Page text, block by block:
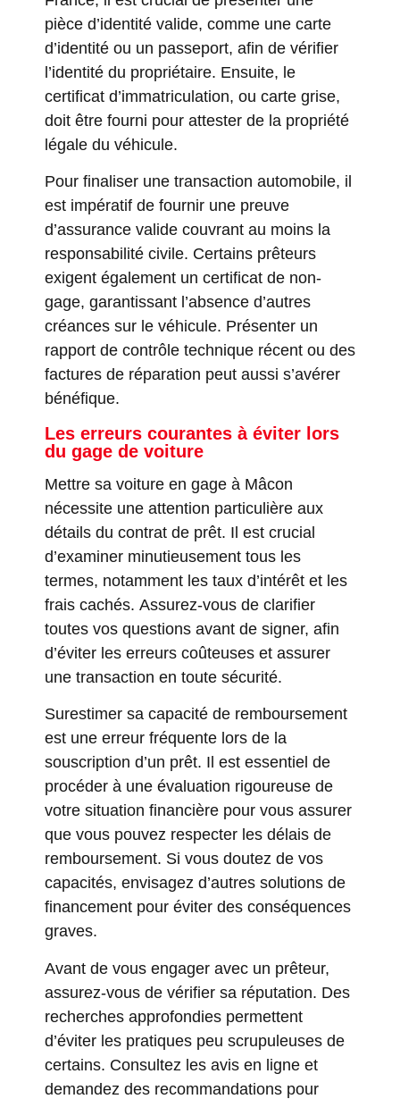
pièce d’identité valide, comme une carte
d’identité ou un passeport, afin de vérifier
l’identité du propriétaire. Ensuite, le
certificat d’immatriculation, ou carte grise,
doit être fourni pour attester de la propriété
légale du véhicule.
Pour finaliser une transaction automobile, il
est impératif de fournir une preuve
d’assurance valide couvrant au moins la
responsabilité civile. Certains prêteurs
exigent également un certificat de non-
gage, garantissant l’absence d’autres
créances sur le véhicule. Présenter un
rapport de contrôle technique récent ou des
factures de réparation peut aussi s’avérer
bénéfique.
Les erreurs courantes à éviter lors
du gage de voiture
Mettre sa voiture en gage à Mâcon
nécessite une attention particulière aux
détails du contrat de prêt. Il est crucial
d’examiner minutieusement tous les
termes, notamment les taux d’intérêt et les
frais cachés. Assurez-vous de clarifier
toutes vos questions avant de signer, afin
d’éviter les erreurs coûteuses et assurer
une transaction en toute sécurité.
Surestimer sa capacité de remboursement
est une erreur fréquente lors de la
souscription d’un prêt. Il est essentiel de
procéder à une évaluation rigoureuse de
votre situation financière pour vous assurer
que vous pouvez respecter les délais de
remboursement. Si vous doutez de vos
capacités, envisagez d’autres solutions de
financement pour éviter des conséquences
graves.
Avant de vous engager avec un prêteur,
assurez-vous de vérifier sa réputation. Des
recherches approfondies permettent
d’éviter les pratiques peu scrupuleuses de
certains. Consultez les avis en ligne et
demandez des recommandations pour